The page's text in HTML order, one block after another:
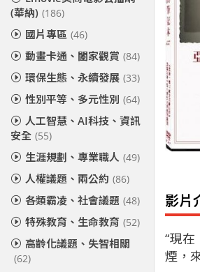
(華納) (186)
國片專區 (46)
動畫卡通、闔家觀賞 (84)
環保生態、永續發展 (33)
性別平等、多元性別 (64)
人工智慧、AI科技、資訊
安全 (55)
生涯規劃、專業職人 (49)
人權議題、兩公約 (86)
各類霸凌、社會議題 (48)
特殊教育、生命教育 (52)
高齡化議題、失智相關
(62)
影片
“現
煙，